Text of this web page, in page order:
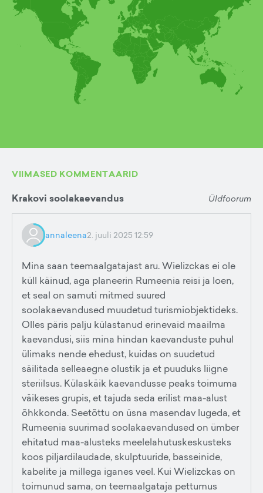
VIIMASED KOMMENTAARID
Krakovi soolakaevandus Üldfoorum
annaleena2. juuli 2025 12:59
Mina saan teemaalgatajast aru. Wielizckas ei ole
küll käinud, aga planeerin Rumeenia reisi ja loen,
et seal on samuti mitmed suured
soolakaevandused muudetud turismiobjektideks.
Olles päris palju külastanud erinevaid maailma
kaevandusi, siis mina hindan kaevanduste puhul
ülimaks nende ehedust, kuidas on suudetud
säilitada selleaegne olustik ja et puuduks liigne
steriilsus. Külaskäik kaevandusse peaks toimuma
väikeses grupis, et tajuda seda erilist maa-alust
õhkkonda. Seetõttu on üsna masendav lugeda, et
Rumeenia suurimad soolakaevandused on ümber
ehitatud maa-alusteks meelelahutuskeskusteks
koos piljardilaudade, skulptuuride, basseinide,
kabelite ja millega iganes veel. Kui Wielizckas on
toimunud sama, on teemaalgataja pettumus